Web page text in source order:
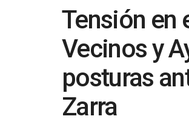
Tensión en
Vecinos y
posturas
Zarra